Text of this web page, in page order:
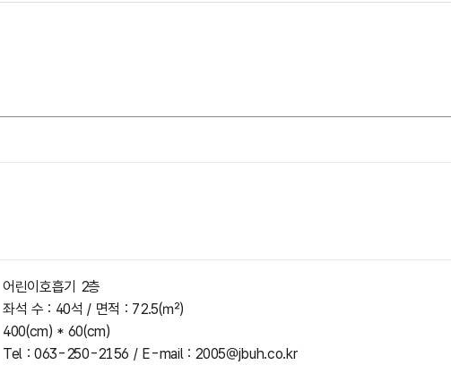
어린이호흡기 2층
좌석 수 : 40석 / 면적 : 72.5(㎡)
400(cm) * 60(cm)
Tel : 063-250-2156 / E-mail : 2005@jbuh.co.kr